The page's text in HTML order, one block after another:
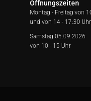
Öffnungszeiten
Montag - Freitag von
und von 14 - 17:30 Uhr
Samstag 05.09.2026
von 10 - 15 Uhr